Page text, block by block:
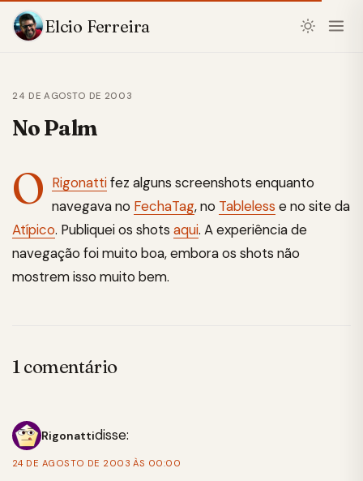
Elcio Ferreira
24 DE AGOSTO DE 2003
No Palm
O Rigonattifez alguns screenshots enquanto
navegava no FechaTag, no Tableless e no site da
Atípico. Publiquei os shots aqui. A experiência de
navegação foi muito boa, embora os shots não
mostrem isso muito bem.
1 comentário
Rigonattidisse:
24 DE AGOSTO DE 2003 ÀS 00:00